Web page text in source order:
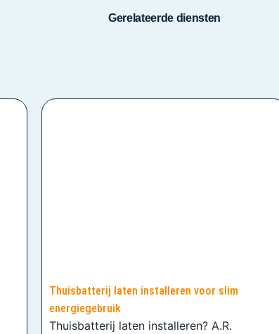
Gerelateerde diensten
Thuisbatterij laten installeren voor slim
energiegebruik
Thuisbatterij laten installeren? A.R.